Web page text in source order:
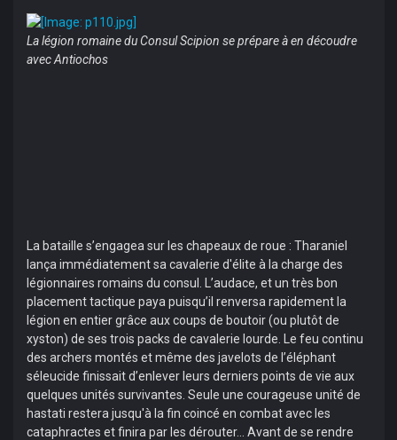
La légion romaine du Consul Scipion se prépare à en découdre
avec Antiochos
La bataille s’engagea sur les chapeaux de roue : Tharaniel
lança immédiatement sa cavalerie d'élite à la charge des
légionnaires romains du consul. L’audace, et un très bon
placement tactique paya puisqu’il renversa rapidement la
légion en entier grâce aux coups de boutoir (ou plutôt de
xyston) de ses trois packs de cavalerie lourde. Le feu continu
des archers montés et même des javelots de l’éléphant
séleucide finissait d’enlever leurs derniers points de vie aux
quelques unités survivantes. Seule une courageuse unité de
hastati restera jusqu'à la fin coincé en combat avec les
cataphractes et finira par les dérouter... Avant de se rendre